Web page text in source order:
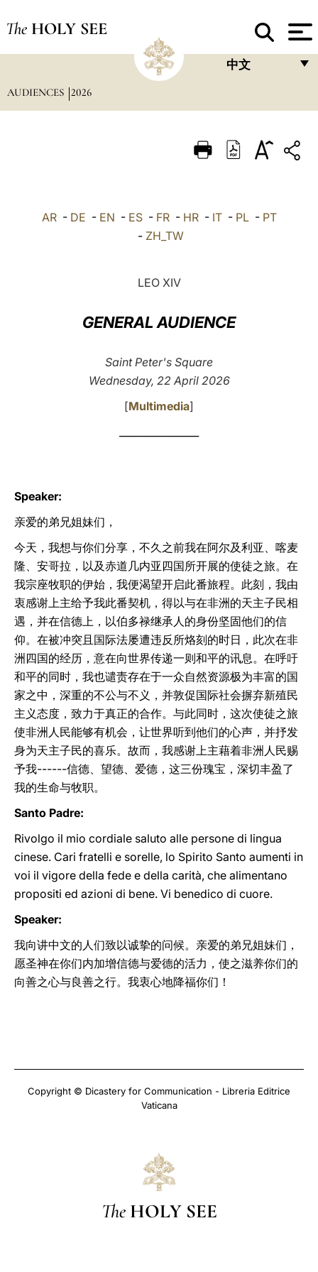
The HOLY SEE
中文
ITALIANO
中文
AUDIENCES 2026
AR- DE - EN - ES- FR- HR- IT- PL- PT
- ZH_TW
LEO XIV
GENERAL AUDIENCE
Saint Peter's Square
Wednesday, 22 April 2026
[Multimedia]
Speaker:
亲爱的弟兄姐妹们，
今天，我想与你们分享，不久之前我在阿尔及利亚、喀麦
隆、安哥拉，以及赤道几内亚四国所开展的使徒之旅。在
我宗座牧职的伊始，我便渴望开启此番旅程。此刻，我由
衷感谢上主给予我此番契机，得以与在非洲的天主子民相
遇，并在信德上，以伯多禄继承人的身份坚固他们的信
仰。在被冲突且国际法屡遭违反所烙刻的时日，此次在非
洲四国的经历，意在向世界传递一则和平的讯息。在呼吁
和平的同时，我也谴责存在于一众自然资源极为丰富的国
家之中，深重的不公与不义，并敦促国际社会摒弃新殖民
主义态度，致力于真正的合作。与此同时，这次使徒之旅
使非洲人民能够有机会，让世界听到他们的心声，并抒发
身为天主子民的喜乐。故而，我感谢上主藉着非洲人民赐
予我------信德、望德、爱德，这三份瑰宝，深切丰盈了
我的生命与牧职。
Santo Padre:
Rivolgo il mio cordiale saluto alle persone di lingua
cinese. Cari fratelli e sorelle, lo Spirito Santo aumenti in
voi il vigore della fede e della carità, che alimentano
propositi ed azioni di bene. Vi benedico di cuore.
Speaker:
我向讲中文的人们致以诚挚的问候。亲爱的弟兄姐妹们，
愿圣神在你们内加增信德与爱德的活力，使之滋养你们的
向善之心与良善之行。我衷心地降福你们！
Copyright © Dicastery for Communication - Libreria Editrice
Vaticana
The HOLY SEE